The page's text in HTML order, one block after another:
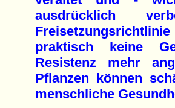
ausdrücklich
praktisch keine
Resistenz mehr
Pflanzen können
menschliche